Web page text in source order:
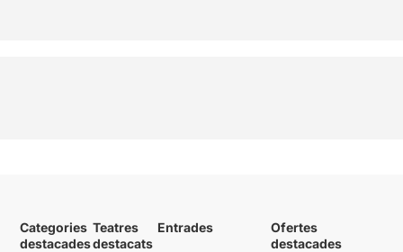
Categories
destacades
Teatres
destacats
Entrades
Ofertes
destacades